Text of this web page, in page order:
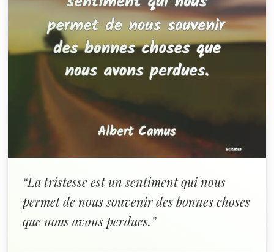
“La tristesse est un sentiment qui nous
permet de nous souvenir des bonnes choses
que nous avons perdues.”